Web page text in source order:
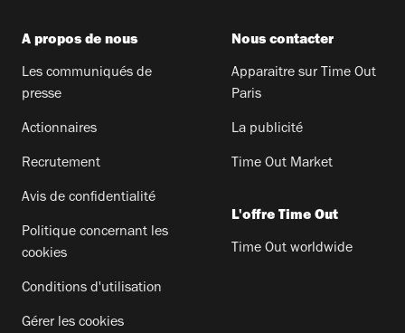
A propos de nous
Les communiqués de
presse
Actionnaires
Recrutement
Avis de confidentialité
Politique concernant les
cookies
Conditions d'utilisation
Gérer les cookies
Nous contacter
Apparaitre sur Time Out
Paris
La publicité
Time Out Market
L'offre Time Out
Time Out worldwide